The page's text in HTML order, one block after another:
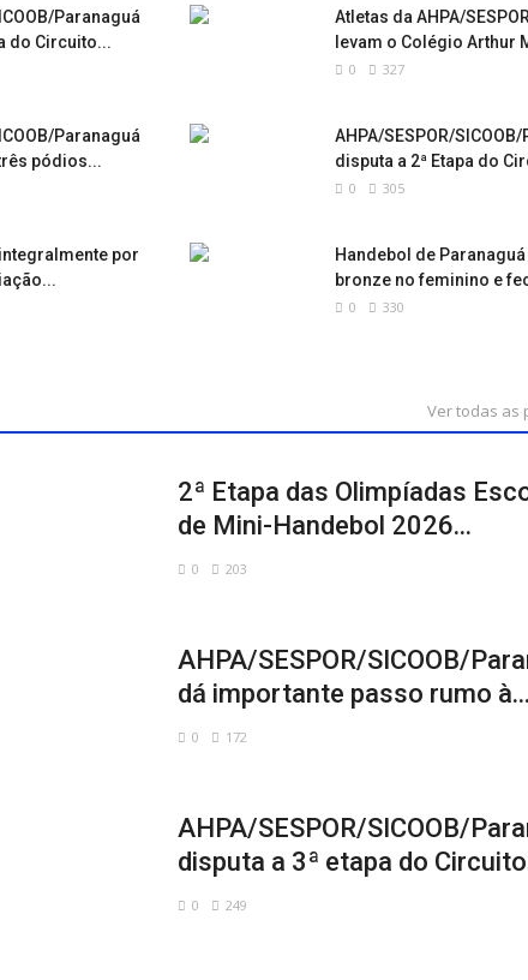
Paranaguá
do Circuito...
Atletas da AHPA/
levam o Colégio Arthur
0 327
Paranaguá
pódios...
AHPA/SESPOR/
disputa a 2ª Etapa do
0 305
por
Handebol de
bronze no feminino e
0 330
Ver todas as
2ª Etapa das Olimpíadas
de Mini-Handebol 2026...
0 203
AHPA/SESPOR/SICOOB/
dá importante passo rumo à...
0 172
AHPA/SESPOR/SICOOB/
disputa a 3ª etapa do
0 249